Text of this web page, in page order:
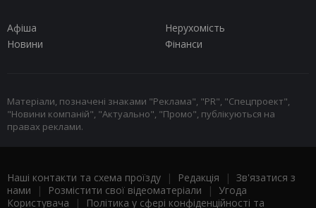
Афіша
Нерухомість
Новини
Фінанси
Матеріали, позначені знаками "Реклама", "PR", "Спецпроект",
"Новини компаній", "Актуально", "Промо", публікуються на
правах реклами.
Наші контакти та схема проїзду | Редакція | Зв'язатися з
нами | Розмістити свої відеоматеріали | Угода
Користувача | Політика у сфері конфіденційності та